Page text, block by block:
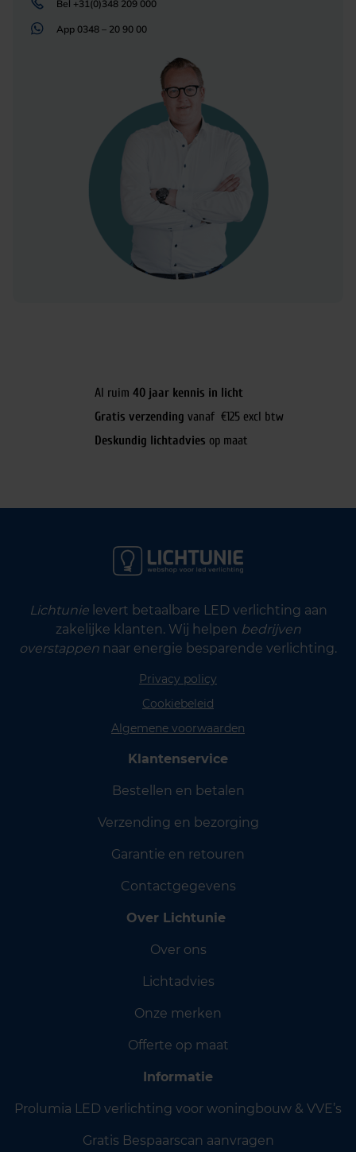
Bel +31(0)348 209 000
App 0348 – 20 90 00
Al ruim 40 jaar kennis in licht
Gratis verzending vanaf €125 excl btw
Deskundig lichtadvies op maat
Lichtunielevert betaalbare LED verlichting aan
zakelijke klanten. Wij helpen bedrijven
overstappen naar energie besparende verlichting.
Privacy policy
Cookiebeleid
Algemene voorwaarden
Klantenservice
Bestellen en betalen
Verzending en bezorging
Garantie en retouren
Contactgegevens
Over Lichtunie
Over ons
Lichtadvies
Onze merken
Offerte op maat
Informatie
Prolumia LED verlichting voor woningbouw & VVE’s
Gratis Bespaarscan aanvragen